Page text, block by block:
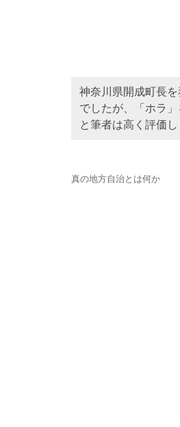
神奈川県開成町長
でしたが、「ホラ
と筆者は高く評価し
真の地方自治とは何か